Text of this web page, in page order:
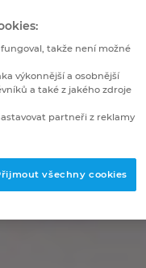
takže není možné
výkonnější a osobnější
a také z jakého zdroje
partneři z reklamy
všechny cookies